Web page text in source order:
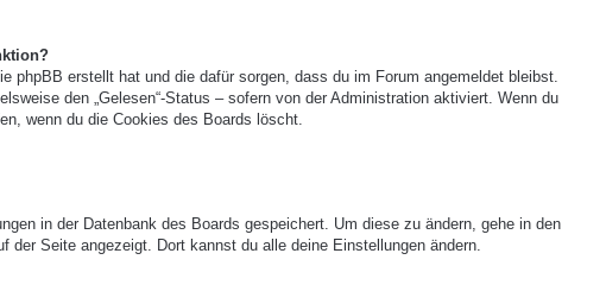
phpBB erstellt hat und die dafür sorgen, dass du im Forum angemeldet bleibst.
den „Gelesen“-Status – sofern von der Administration aktiviert. Wenn du
wenn du die Cookies des Boards löscht.
in der Datenbank des Boards gespeichert. Um diese zu ändern, gehe in den
der Seite angezeigt. Dort kannst du alle deine Einstellungen ändern.